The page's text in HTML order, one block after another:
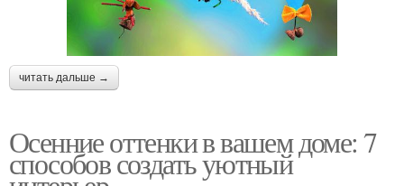
читать дальше →
Осенние оттенки в вашем доме: 7
способов создать уютный